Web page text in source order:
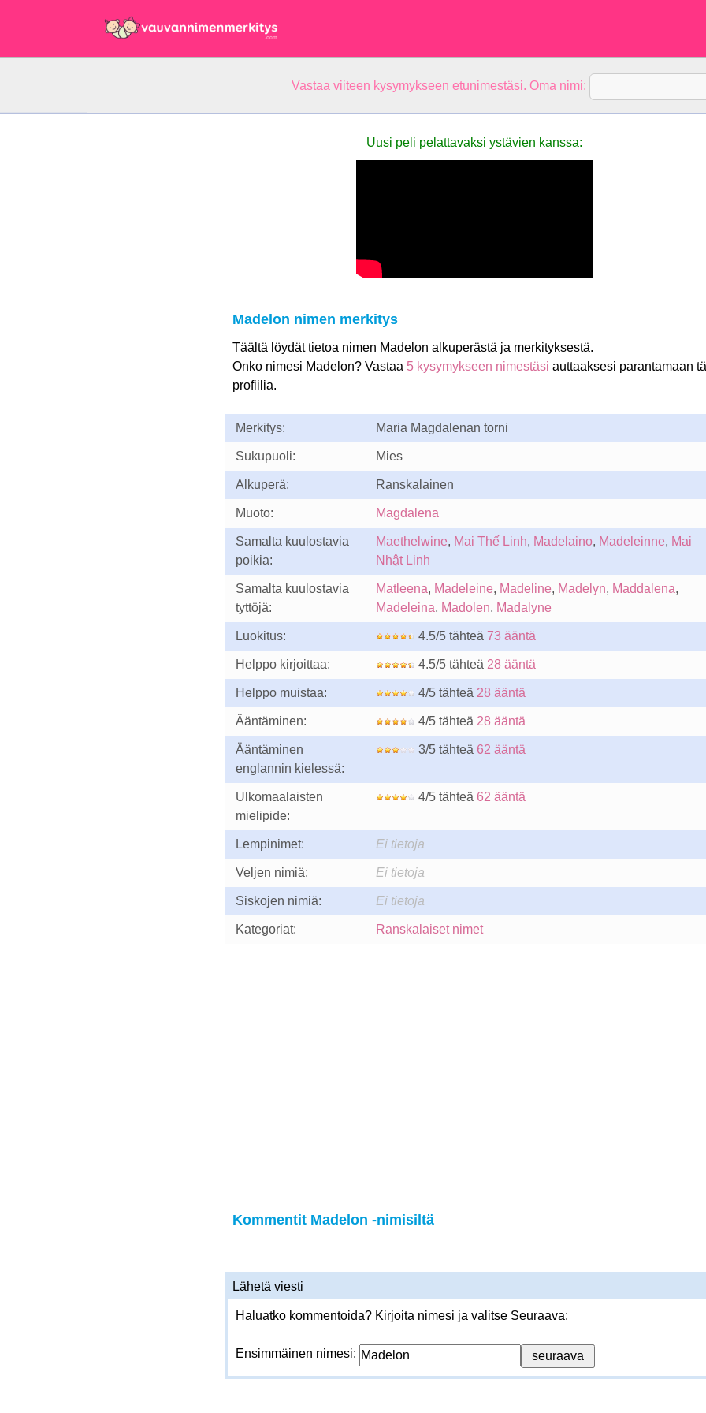
Vastaa viiteen kysymykseen etunimestäsi. Oma nimi:
Uusi peli pelattavaksi ystävien kanssa:
Madelon nimen merkitys
Täältä löydät tietoa nimen Madelon alkuperästä ja merkityksestä.
Onko nimesi Madelon? Vastaa 5 kysymykseen nimestäsi auttaaksesi parantamaan
profiilia.
Merkitys: Maria Magdalenan torni
Sukupuoli: Mies
Alkuperä: Ranskalainen
Muoto: Magdalena
Samalta kuulostavia
poikia:
Maethelwine, Mai Thế Linh, Madelaino, Madeleinne, Mai
Nhật Linh
Samalta kuulostavia
tyttöjä:
Matleena, Madeleine, Madeline, Madelyn, Maddalena,
Madeleina, Madolen, Madalyne
Luokitus: 4.5/5 tähteä 73 ääntä
Helppo kirjoittaa: 4.5/5 tähteä 28 ääntä
Helppo muistaa: 4/5 tähteä 28 ääntä
Ääntäminen: 4/5 tähteä 28 ääntä
Ääntäminen
englannin kielessä:
3/5 tähteä 62 ääntä
Ulkomaalaisten
mielipide:
4/5 tähteä 62 ääntä
Lempinimet: Ei tietoja
Veljen nimiä: Ei tietoja
Siskojen nimiä: Ei tietoja
Kategoriat: Ranskalaiset nimet
Kommentit Madelon -nimisiltä
Lähetä viesti
Haluatko kommentoida? Kirjoita nimesi ja valitse Seuraava:
Ensimmäinen nimesi: